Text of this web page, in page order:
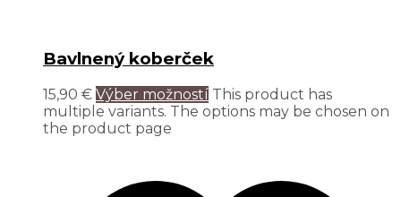
Bavlnený koberček
15,90 € Výber možností This product has
multiple variants. The options may be chosen on
the product page